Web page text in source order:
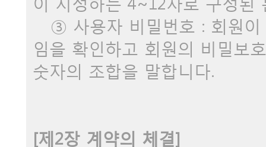
③ 사용자 비밀번호 : 회원이
임을 확인하고 회원의 비밀보
숫자의 조합을 말합니다.
[제2장 계약의 체결]